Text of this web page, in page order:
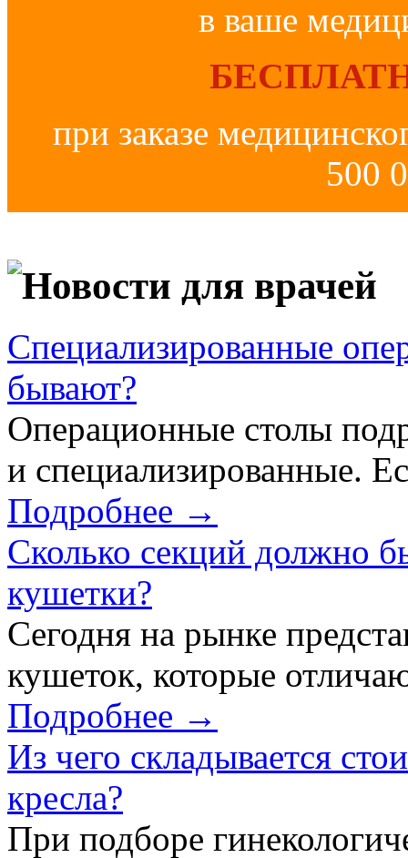
в ваше
при заказе
500
Новости для врачей
Специализированные
бывают?
Операционные столы
и специализированные.
Подробнее →
Сколько секций должно
кушетки?
Сегодня на рынке
кушеток, которые
Подробнее →
Из чего складывается
кресла?
При подборе